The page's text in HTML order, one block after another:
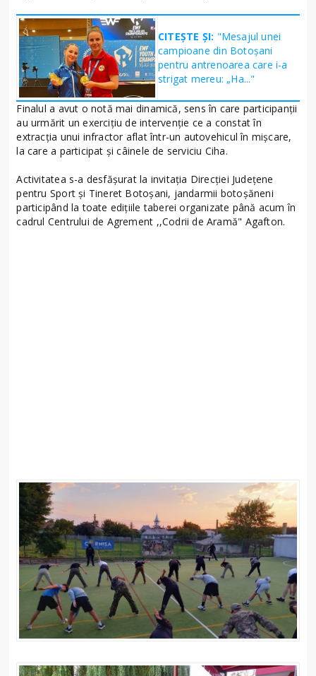
CITEȘTE ȘI: "Mesajul unei
campioane din Botoșani
pentru antrenoarea care i-a
strigat mereu: „Ha..."
Finalul a avut o notă mai dinamică, sens în care participanții
au urmărit un exercițiu de intervenție ce a constat în
extracția unui infractor aflat într-un autovehicul în mișcare,
la care a participat și câinele de serviciu Ciha.
Activitatea s-a desfășurat la invitația Direcției Județene
pentru Sport și Tineret Botoșani, jandarmii botoșăneni
participând la toate edițiile taberei organizate până acum în
cadrul Centrului de Agrement ,,Codrii de Aramă" Agafton.